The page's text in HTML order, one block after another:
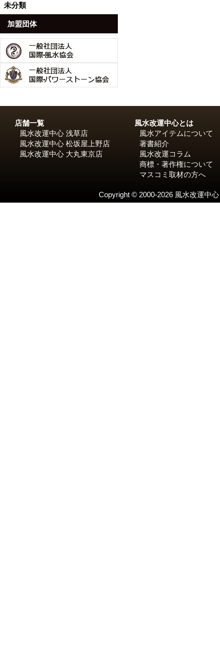
未分類
加盟団体
店舗一覧
風水改運中心 浅草店
風水改運中心 松坂屋上野店
風水改運中心 大丸東京店
風水改運中心とは
風水アイテムについて
著書紹介
風水改運コラム
商標・著作権について
マスコミ取材の方へ
Copyright © 2000-2026 風水改運中